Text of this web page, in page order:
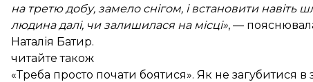
на третю добу, замело снігом, і встановити
людина далі, чи залишилася на місці», —
Наталія Батир.
читайте також
«Треба просто почати боятися». Як не загубитися